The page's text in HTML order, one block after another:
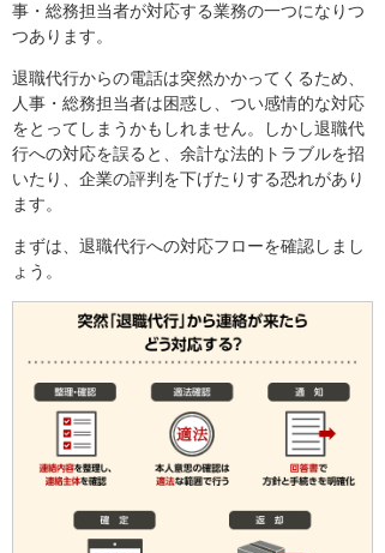
事・総務担当者が対応する業務の一つになりつ
つあります。
退職代行からの電話は突然かかってくるため、
人事・総務担当者は困惑し、つい感情的な対応
をとってしまうかもしれません。しかし退職代
行への対応を誤ると、余計な法的トラブルを招
いたり、企業の評判を下げたりする恐れがあり
ます。
まずは、退職代行への対応フローを確認しまし
ょう。